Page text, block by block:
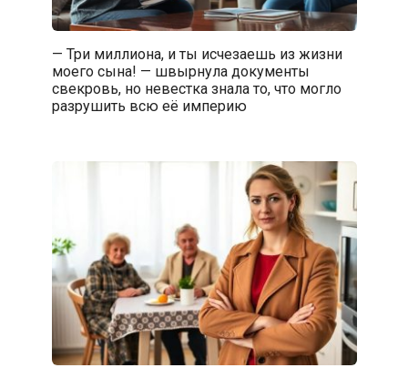
— Три миллиона, и ты исчезаешь из жизни
моего сына! — швырнула документы
свекровь, но невестка знала то, что могло
разрушить всю её империю